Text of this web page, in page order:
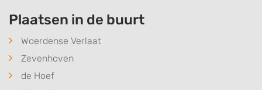
Plaatsen in de buurt
Woerdense Verlaat
Zevenhoven
de Hoef